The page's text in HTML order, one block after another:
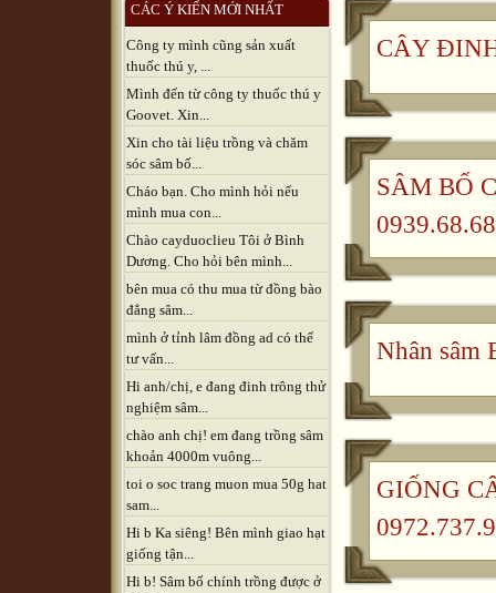
CÁC Ý KIẾN MỚI NHẤT
Công ty mình cũng sản xuất
thuốc thú y, ...
Mình đến từ công ty thuốc thú y
Goovet. Xin...
Xin cho tài liệu trồng và chăm
sóc sâm bố...
Cháo bạn. Cho mình hỏi nếu
mình mua con...
Chào cayduoclieu Tôi ở Bình
Dương. Cho hỏi bên mình...
bên mua có thu mua từ đồng bào
đẳng sâm...
mình ở tỉnh lâm đồng ad có thể
tư vấn...
Hi anh/chị, e đang đinh trông thử
nghiệm sâm...
chào anh chị! em đang trồng sâm
khoản 4000m vuông...
toi o soc trang muon mua 50g hat
sam...
Hi b Ka siêng! Bên mình giao hạt
giống tận...
Hi b! Sâm bố chính trồng được ở
CÂY
SÂM BỐ
Nhân sâm
GIỐNG